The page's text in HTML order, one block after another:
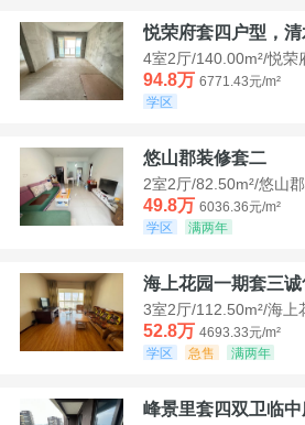
4室2厅/140.00m²/悦荣
94.8万 6771.43元/m²
学区
悠山郡装修套二
2室2厅/82.50m²/悠山郡
49.8万 6036.36元/m²
学区
满两年
海上花园一期套三诚
3室2厅/112.50m²/海上
52.8万 4693.33元/m²
学区
急售 满两年